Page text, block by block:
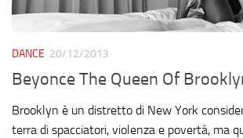
DANCE 20/12/2013
Beyonce The Queen Of
Brooklyn è un distretto di New York
terra di spacciatori, violenza e povertà, ma